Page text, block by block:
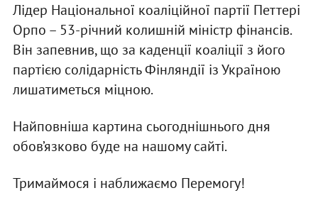
Лідер Національної коаліційної партії Петтері
Орпо – 53-річний колишній міністр фінансів.
Він запевнив, що за каденції коаліції з його
партією солідарність Фінляндії із Україною
лишатиметься міцною.
Найповніша картина сьогоднішнього дня
обов’язково буде на нашому сайті.
Тримаймося і наближаємо Перемогу!